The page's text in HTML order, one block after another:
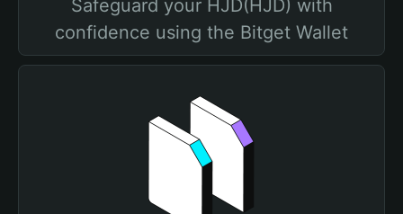
Safeguard your HJD(HJD) with
confidence using the Bitget Wallet